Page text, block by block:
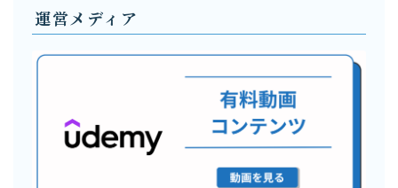
運営メディア